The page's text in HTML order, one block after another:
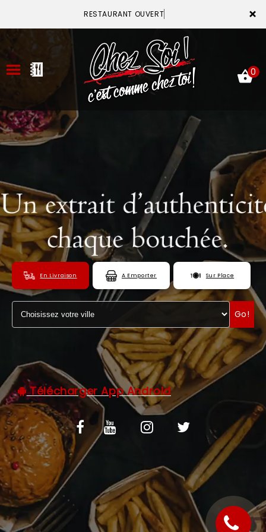
×
RESTAURANT OUVERT
ACCUEIL
VOTRE COMPTE
NOTRE RESTAURANT
VOS AVIS
MENTIONS LÉGALES
C.G.V
ZONES DE LIVRAISON
0
En Livraison A Emporter Sur Place
Go!
Télécharger App Android